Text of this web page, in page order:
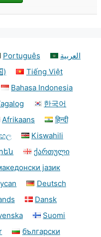
Português
العربية
)
Tiếng Việt
Bahasa Indonesia
한국어
Afrikaans
हिन्दी
Kiswahili
ქართული
јазик
Deutsch
Dansk
Suomi
български